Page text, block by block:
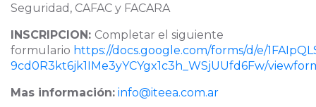
Seguridad, CAFAC y FACARA
INSCRIPCION: Completar el siguiente
formulario https://docs.google.com/forms/d/e/
9cd0R3kt6jk1IMe3yYCYgx1c3h_WSjUUfd6Fw/
Mas información: info@iteea.com.ar